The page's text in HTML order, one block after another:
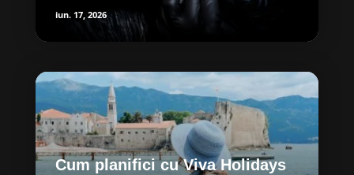
iun. 17, 2026
Cum planifici cu Viva Holidays